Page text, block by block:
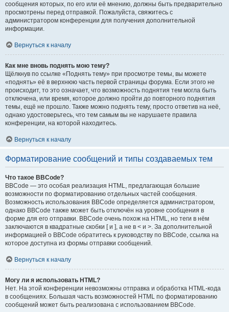
сообщения которых, по его или её мнению, должны быть предварительно
просмотрены перед отправкой. Пожалуйста, свяжитесь с
администратором конференции для получения дополнительной
информации.
Вернуться к началу
Как мне вновь поднять мою тему?
Щёлкнув по ссылке «Поднять тему» при просмотре темы, вы можете
«поднять» её в верхнюю часть первой страницы форума. Если этого не
происходит, то это означает, что возможность поднятия тем могла быть
отключена, или время, которое должно пройти до повторного поднятия
темы, ещё не прошло. Также можно поднять тему, просто ответив на неё,
однако удостоверьтесь, что тем самым вы не нарушаете правила
конференции, на которой находитесь.
Вернуться к началу
Форматирование сообщений и типы создаваемых тем
Что такое BBCode?
BBCode — это особая реализация HTML, предлагающая большие
возможности по форматированию отдельных частей сообщения.
Возможность использования BBCode определяется администратором,
однако BBCode также может быть отключён на уровне сообщения в
форме для его отправки. BBCode очень похож на HTML, но теги в нём
заключаются в квадратные скобки [ и ], а не в < и >. За дополнительной
информацией о BBCode обратитесь к руководству по BBCode, ссылка на
которое доступна из формы отправки сообщений.
Вернуться к началу
Могу ли я использовать HTML?
Нет. На этой конференции невозможны отправка и обработка HTML-кода
в сообщениях. Большая часть возможностей HTML по форматированию
сообщений может быть реализована с использованием BBCode.